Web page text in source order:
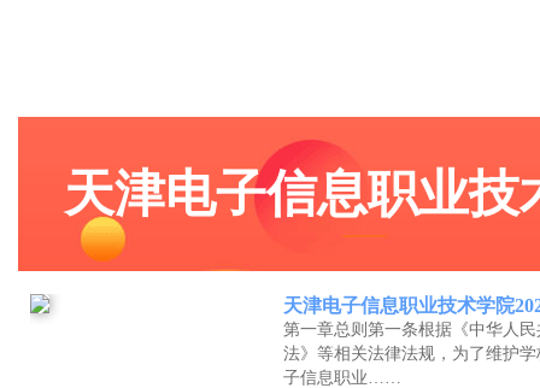
天津电子信息职业
天津电子信息职业技术学院
第一章总则第一条根据《中华人
法》等相关法律法规，为了维护
子信息职业……